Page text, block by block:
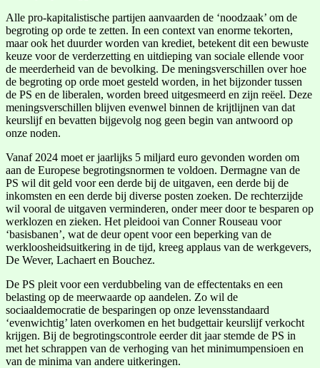
Alle pro-kapitalistische partijen aanvaarden de ‘noodzaak’ om de
begroting op orde te zetten. In een context van enorme tekorten,
maar ook het duurder worden van krediet, betekent dit een bewuste
keuze voor de verderzetting en uitdieping van sociale ellende voor
de meerderheid van de bevolking. De meningsverschillen over hoe
de begroting op orde moet gesteld worden, in het bijzonder tussen
de PS en de liberalen, worden breed uitgesmeerd en zijn reëel. Deze
meningsverschillen blijven evenwel binnen de krijtlijnen van dat
keurslijf en bevatten bijgevolg nog geen begin van antwoord op
onze noden.
Vanaf 2024 moet er jaarlijks 5 miljard euro gevonden worden om
aan de Europese begrotingsnormen te voldoen. Dermagne van de
PS wil dit geld voor een derde bij de uitgaven, een derde bij de
inkomsten en een derde bij diverse posten zoeken. De rechterzijde
wil vooral de uitgaven verminderen, onder meer door te besparen op
werklozen en zieken. Het pleidooi van Conner Rouseau voor
‘basisbanen’, wat de deur opent voor een beperking van de
werkloosheidsuitkering in de tijd, kreeg applaus van de werkgevers,
De Wever, Lachaert en Bouchez.
De PS pleit voor een verdubbeling van de effectentaks en een
belasting op de meerwaarde op aandelen. Zo wil de
sociaaldemocratie de besparingen op onze levensstandaard
‘evenwichtig’ laten overkomen en het budgettair keurslijf verkocht
krijgen. Bij de begrotingscontrole eerder dit jaar stemde de PS in
met het schrappen van de verhoging van het minimumpensioen en
van de minima van andere uitkeringen.